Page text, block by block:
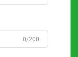
0/200